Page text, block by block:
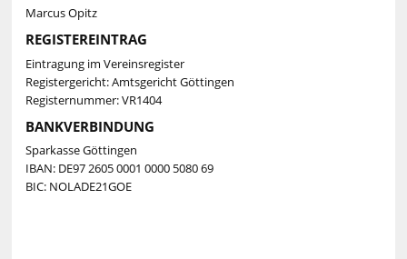
Marcus Opitz
REGISTEREINTRAG
Eintragung im Vereinsregister
Registergericht: Amtsgericht Göttingen
Registernummer: VR1404
BANKVERBINDUNG
Sparkasse Göttingen
IBAN: DE97 2605 0001 0000 5080 69
BIC: NOLADE21GOE